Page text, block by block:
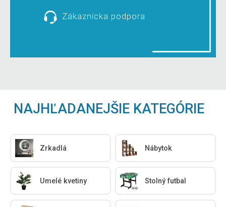
Zákaznícka podpora
NAJHĽADANEJŠIE KATEGÓRIE
Zrkadlá Nábytok
Umelé kvetiny Stolný futbal